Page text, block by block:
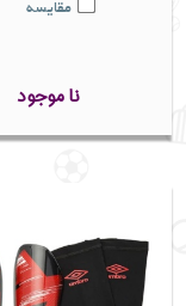
مقایسه
نا موجود